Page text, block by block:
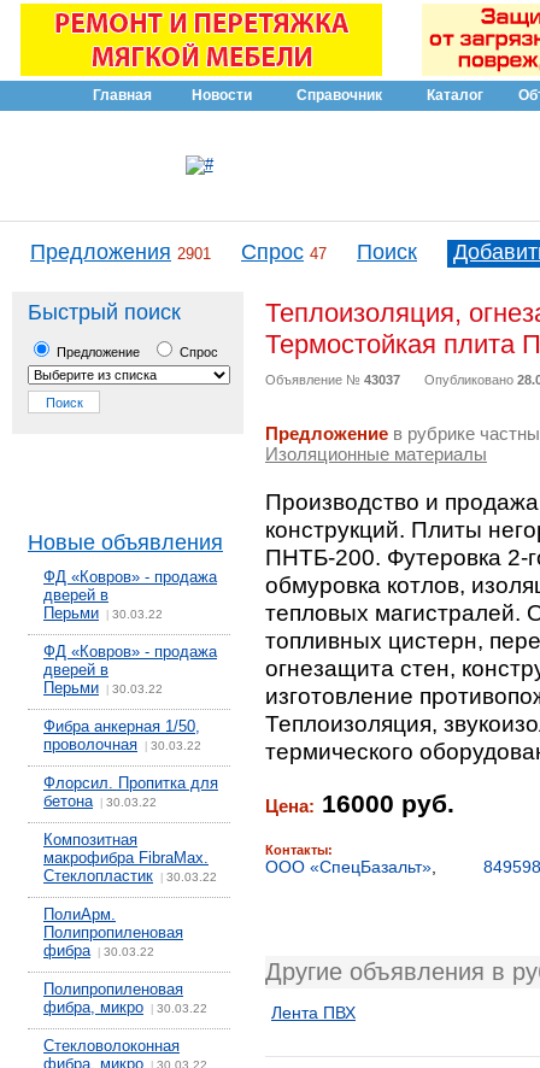
Главная Новости Справочник Каталог
Предложения 2901 Спрос 47 Поиск
Быстрый поиск
Предложение Спрос
Новые объявления
ФД «Ковров» - продажа
дверей в
Перьми
30.03.22
ФД «Ковров» - продажа
дверей в
Перьми
30.03.22
Фибра анкерная 1/50,
проволочная
30.03.22
Флорсил. Пропитка для
бетона| 30.03.22
Композитная
макрофибра FibraMax.
Стеклопластик
30.03.22
ПолиАрм.
Полипропиленовая
фибра| 30.03.22
Полипропиленовая
фибра, микро
30.03.22
Стекловолоконная
фибра, микро
30.03.22
Теплоизоляция,
Термостойкая плита
Объявление № 43037 Опубликовано
Предложение в рубрике
Изоляционные материалы
Производство и
конструкций. Плиты
ПНТБ-200. Футеровка 2-
обмуровка котлов,
тепловых магистралей.
топливных цистерн,
огнезащита стен,
изготовление
Теплоизоляция,
термического
Цена: 16000 руб.
Контакты:
ООО «СпецБазальт»
Другие объявления в
Лента ПВХ